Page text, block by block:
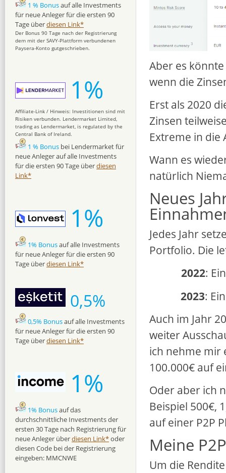
Aber es
wenn die
Erst als 2020
Zinsen
Extreme in die
Wann es
natürlich
Neues
Jedes Jahr
Portfolio. Die
2022:
2023:
Auch im Jahr
weiter
ich nehme mir
100.000€ auf
Oder aber ich
Beispiel 500€,
auf einer P2P
Meine
Um die
1 % Bonusauf alle Investments
für neue Anleger für die ersten 90
Tage überdiesen Link*
Der Bonus 90 Tage nach der Registrierung
dem mit der SAVY-Plattform verbundenen
Paysera-Konto gutgeschrieben.
1%
Affiliate-Link / Hinweis: Investitionen sind mit
Risiken verbunden. Lendermarket Limited,
trading as Lendermarket, is regulated by the
Central Bank of Ireland.
1 % Bonus bei Lendermarket für
neue Anleger auf alle Investments
für die ersten 90 Tage überdiesen
Link*
1%
1% Bonusauf alle Investments
für neue Anleger für die ersten 90
Tage überdiesen Link*
0,5%
0,5% Bonusauf alle Investments
für neue Anleger für die ersten 90
Tage überdiesen Link*
1%
1% Bonusauf das
durchschnittliche Investments der
ersten 30 Tage nach Registrierung für
neue Anleger überdiesen Link*oder
diesen Code bei der Registrierung
eingeben: MMCNWE